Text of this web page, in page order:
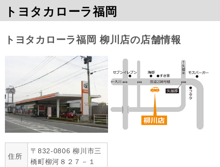
トヨタカローラ福岡
トヨタカローラ福岡 柳川店の店舗情報
住所
〒832-0806 柳川市三
橋町柳河８２７－１